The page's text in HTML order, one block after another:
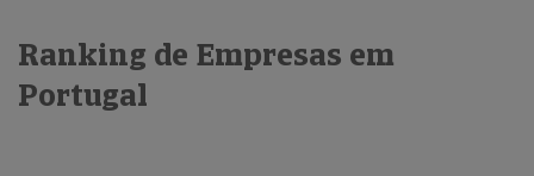
Ranking de Empresas em
Portugal